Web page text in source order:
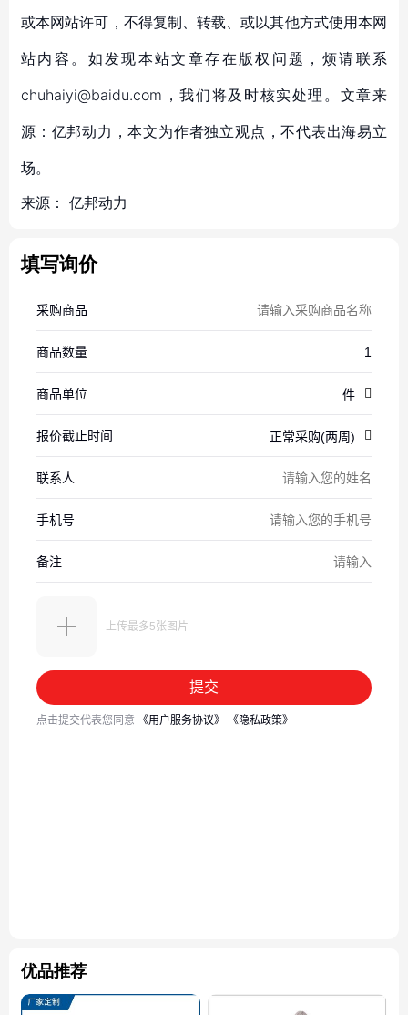
或本网站许可，不得复制、转载、或以其他方式使用本网
站内容。如发现本站文章存在版权问题，烦请联系
chuhaiyi@baidu.com，我们将及时核实处理。文章来
源：亿邦动力，本文为作者独立观点，不代表出海易立
场。
来源： 亿邦动力
填写询价
优品推荐